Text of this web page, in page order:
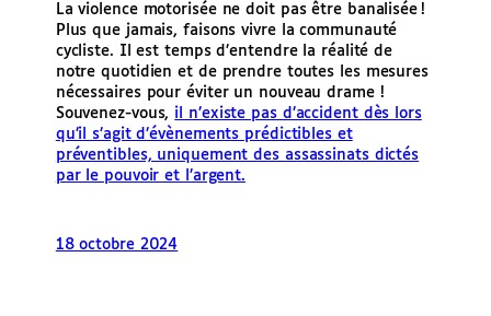
La violence motorisée ne doit pas être banalisée !
Plus que jamais, faisons vivre la communauté
cycliste. Il est temps d’entendre la réalité de
notre quotidien et de prendre toutes les mesures
nécessaires pour éviter un nouveau drame !
Souvenez-vous, il n’existe pas d’accident dès lors
qu’il s’agit d’évènements prédictibles et
préventibles, uniquement des assassinats dictés
par le pouvoir et l’argent.
18 octobre 2024